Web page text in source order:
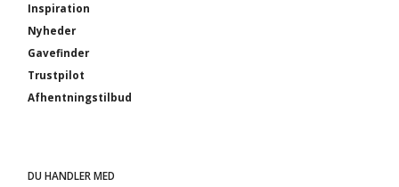
Inspiration
Nyheder
Gavefinder
Trustpilot
Afhentningstilbud
DU HANDLER MED